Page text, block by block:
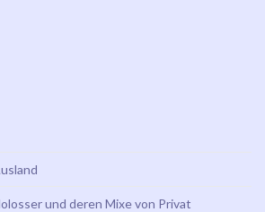
und deren Mixe von Privat